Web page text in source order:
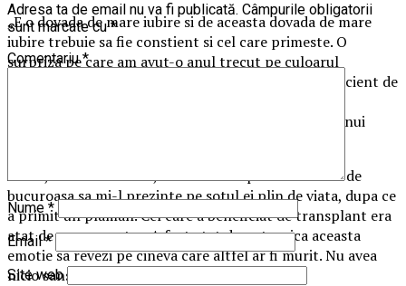
„E o dovada de mare iubire si de aceasta dovada de mare
iubire trebuie sa fie constient si cel care primeste. O
surpriza pe care am avut-o anul trecut pe culoarul
spitalului din Siena, unde m-a abordat sotia unui pacient de
Intentiva, mergeam la el mereu, era in asteptarea unui
Acum, cand m-a vazut, mi l-a aratat pe sot era atat de
bucuroasa sa mi-l prezinte pe sotul ei plin de viata, dupa ce
a primit un plaman. Cel care a beneficiat de transplant era
atat de recunoscator. A fost atat de puternica aceasta
emotie sa revezi pe cineva care altfel ar fi murit. Nu avea
nicio sansa”, ne-a mai istorisit preotul.
Adresa ta de email nu va fi publicată. Câmpurile obligatorii
sunt marcate cu*
Comentariu*
Nume *
Email*
Site web